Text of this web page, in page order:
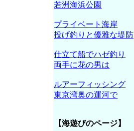
若洲海浜公園
プライベート海岸
投げ釣りと優雅な堤防
仕立て船でハゼ釣り
両手に花の男は
ルアーフィッシング
東京湾奥の運河で
【海遊びのページ】